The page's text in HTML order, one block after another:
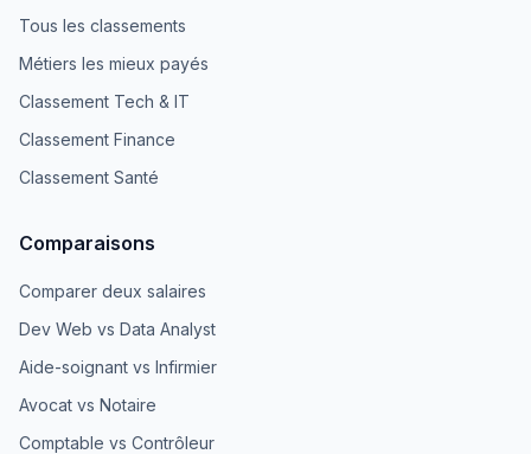
Tous les classements
Métiers les mieux payés
Classement Tech & IT
Classement Finance
Classement Santé
Comparaisons
Comparer deux salaires
Dev Web vs Data Analyst
Aide-soignant vs Infirmier
Avocat vs Notaire
Comptable vs Contrôleur